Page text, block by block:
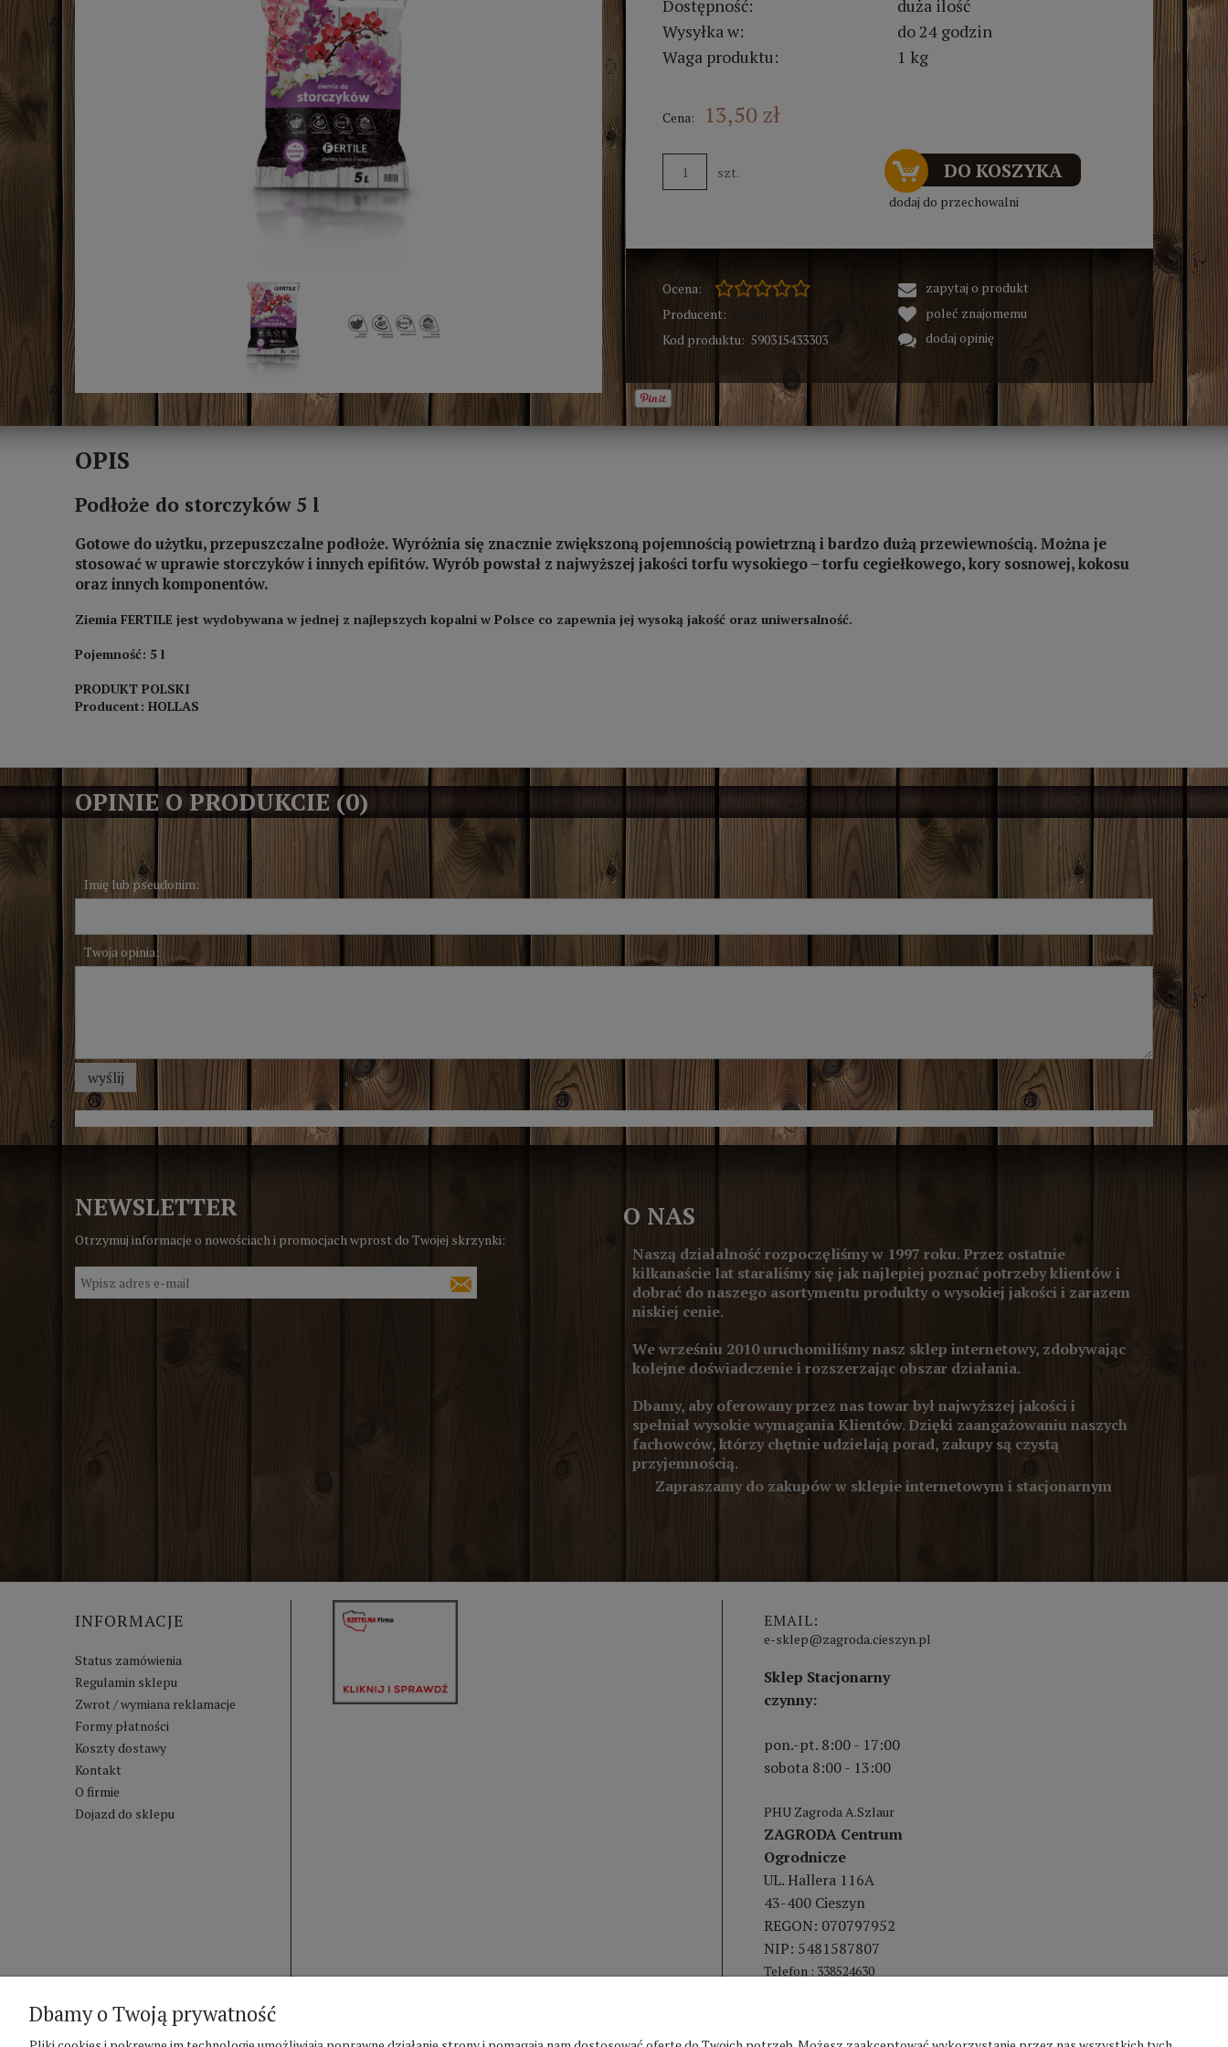
Dostępność:
duża ilość
Wysyłka w:
do 24 godzin
Waga produktu:
1 kg
Cena: 13,50 zł
szt. DO KOSZYKA
dodaj do przechowalni
Ocena:
Producent:
Kod produktu: 590315433303
zapytaj o produkt
poleć znajomemu
dodaj opinię
OPIS
Podłoże do storczyków 5 l
Gotowe do użytku, przepuszczalne podłoże. Wyróżnia się znacznie zwiększoną pojemnością powietrzną i bardzo dużą przewiewnością. Można je
stosować w uprawie storczyków i innych epifitów. Wyrób powstał z najwyższej jakości torfu wysokiego – torfu cegiełkowego, kory sosnowej, kokosu
oraz innych komponentów.
Ziemia FERTILE jest wydobywana w jednej z najlepszych kopalni w Polsce co zapewnia jej wysoką jakość oraz uniwersalność.
Pojemność: 5 l
PRODUKT POLSKI
Producent: HOLLAS
OPINIE O PRODUKCIE (0)
Imię lub pseudonim:
Twoja opinia:
wyślij
NEWSLETTER
Otrzymuj informacje o nowościach i promocjach wprost do Twojej skrzynki:
O NAS
Naszą działalność rozpoczęliśmy w 1997 roku. Przez ostatnie
kilkanaście lat staraliśmy się jak najlepiej poznać potrzeby klientów i
dobrać do naszego asortymentu produkty o wysokiej jakości i zarazem
niskiej cenie.
We wrześniu 2010 uruchomiliśmy nasz sklep internetowy, zdobywając
kolejne doświadczenie i rozszerzając obszar działania.
Dbamy, aby oferowany przez nas towar był najwyższej jakości i
spełniał wysokie wymagania Klientów. Dzięki zaangażowaniu naszych
fachowców, którzy chętnie udzielają porad, zakupy są czystą
przyjemnością.
Zapraszamy do zakupów w sklepie internetowym i stacjonarnym
INFORMACJE
Status zamówienia
Regulamin sklepu
Zwrot / wymiana reklamacje
Formy płatności
Koszty dostawy
Kontakt
O firmie
Dojazd do sklepu
EMAIL:
e-sklep@zagroda.cieszyn.pl
Sklep Stacjonarny
czynny:
pon.-pt. 8:00 - 17:00
sobota 8:00 - 13:00
PHU Zagroda A.Szlaur
ZAGRODA Centrum
Ogrodnicze
UL. Hallera 116A
43-400 Cieszyn
REGON: 070797952
NIP: 5481587807
Telefon : 338524630
Dbamy o Twoją prywatność